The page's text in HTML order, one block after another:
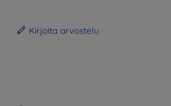
Kirjoita arvostelu